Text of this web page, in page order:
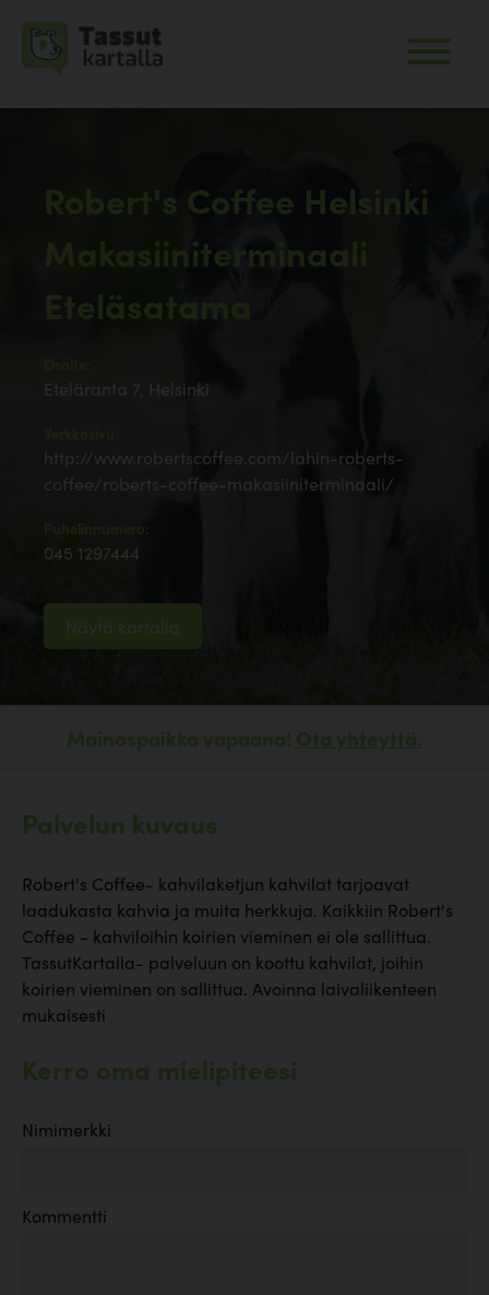
Robert's Coffee Helsinki
Makasiiniterminaali
Eteläsatama
Eteläranta 7, Helsinki
http://www.robertscoffee.com/lahin-roberts-
coffee/roberts-coffee-makasiiniterminaali/
Puhelinnumero:
045 1297444
Näytä kartalla
Mainospaikka vapaana! Ota yhteyttä.
Palvelun kuvaus
Robert's Coffee- kahvilaketjun kahvilat tarjoavat
laadukasta kahvia ja muita herkkuja. Kaikkiin Robert's
Coffee - kahviloihin koirien vieminen ei ole sallittua.
TassutKartalla- palveluun on koottu kahvilat, joihin
koirien vieminen on sallittua. Avoinna laivaliikenteen
mukaisesti
Kerro oma mielipiteesi
Nimimerkki
Kommentti